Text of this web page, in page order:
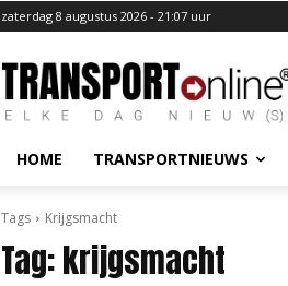
zaterdag 8 augustus 2026 - 21:07 uur
HOME TRANSPORTNIEUWS
Tags Krijgsmacht
Tag:krijgsmacht